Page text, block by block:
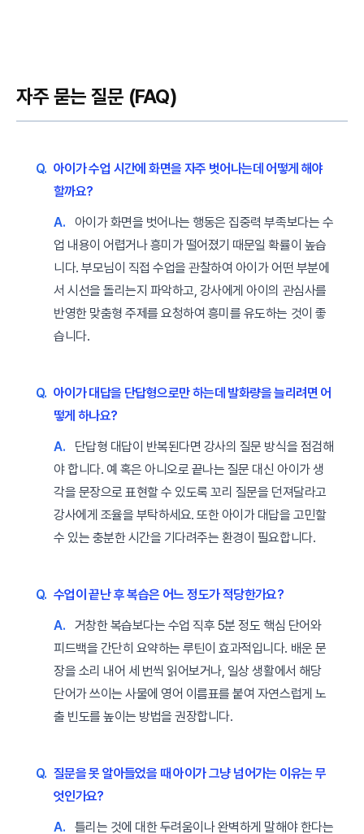
자주 묻는 질문 (FAQ)
Q. 아이가 수업 시간에 화면을 자주 벗어나는데 어떻게 해야
할까요?
A.
아이가 화면을 벗어나는 행동은 집중력 부족보다는 수
업 내용이 어렵거나 흥미가 떨어졌기 때문일 확률이 높습
니다. 부모님이 직접 수업을 관찰하여 아이가 어떤 부분에
서 시선을 돌리는지 파악하고, 강사에게 아이의 관심사를
반영한 맞춤형 주제를 요청하여 흥미를 유도하는 것이 좋
습니다.
Q. 아이가 대답을 단답형으로만 하는데 발화량을 늘리려면 어
떻게 하나요?
A.
단답형 대답이 반복된다면 강사의 질문 방식을 점검해
야 합니다. 예 혹은 아니오로 끝나는 질문 대신 아이가 생
각을 문장으로 표현할 수 있도록 꼬리 질문을 던져달라고
강사에게 조율을 부탁하세요. 또한 아이가 대답을 고민할
수 있는 충분한 시간을 기다려주는 환경이 필요합니다.
Q. 수업이 끝난 후 복습은 어느 정도가 적당한가요?
A.
거창한 복습보다는 수업 직후 5분 정도 핵심 단어와
피드백을 간단히 요약하는 루틴이 효과적입니다. 배운 문
장을 소리 내어 세 번씩 읽어보거나, 일상 생활에서 해당
단어가 쓰이는 사물에 영어 이름표를 붙여 자연스럽게 노
출 빈도를 높이는 방법을 권장합니다.
Q. 질문을 못 알아들었을 때 아이가 그냥 넘어가는 이유는 무
엇인가요?
A.
틀리는 것에 대한 두려움이나 완벽하게 말해야 한다는